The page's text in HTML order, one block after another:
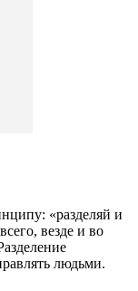
«разделяй и
везде и во
людьми.